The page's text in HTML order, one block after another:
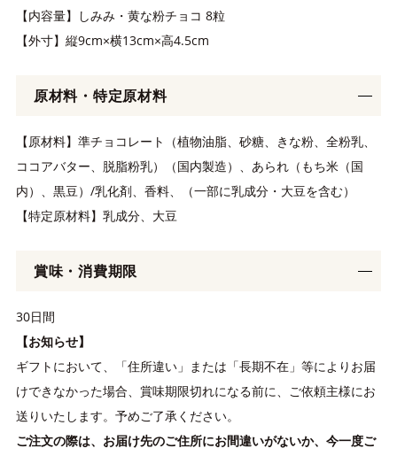
【内容量】しみみ・黄な粉チョコ 8粒
【外寸】縦9cm×横13cm×高4.5cm
原材料・特定原材料
【原材料】準チョコレート（植物油脂、砂糖、きな粉、全粉乳、
ココアバター、脱脂粉乳）（国内製造）、あられ（もち米（国
内）、黒豆）/乳化剤、香料、（一部に乳成分・大豆を含む）
【特定原材料】乳成分、大豆
賞味・消費期限
30日間
【お知らせ】
ギフトにおいて、「住所違い」または「長期不在」等によりお届
けできなかった場合、賞味期限切れになる前に、ご依頼主様にお
送りいたします。予めご了承ください。
ご注文の際は、お届け先のご住所にお間違いがないか、今一度ご